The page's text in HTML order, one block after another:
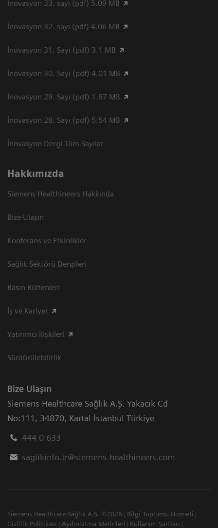
İnovasyon 33. sayı (pdf) 5.09 MB
İnovasyon 32. sayı (pdf) 4.06 MB
İnovasyon 31. Sayı (pdf) 3.1 MB
İnovasyon 30. Sayı (pdf) 4.01 MB
İnovasyon 29. Sayı (pdf) 1.87 MB
İnovasyon 28. Sayı (pdf) 5.54 MB
İnovasyon Dergi Tüm Sayılar
Hakkımızda
Siemens Healthineers Hakkında
Bize Ulaşın
Konferans ve Etkinlikler
Sağlık Sektörü Dergileri
Basın Bültenleri
İş ve Kariyer
Yatırımcı İlişkileri
Sürdürülebilirlik
Bize Ulaşın
Siemens Healthcare Sağlık A.Ş. Yakacık Cd
No:111 , 34870, Kartal İstanbul Türkiye
444 0 633
saglikinfo.tr@siemens-healthineers.com
Siemens Healthcare Sağlık A.Ş. ©2026
Bilgi Toplumu Hizmeti
Gizlilik Politikası
Aydınlatma Metinleri
Kullanım Şartları